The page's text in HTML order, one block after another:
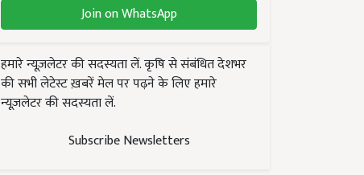
Join on WhatsApp
हमारे न्यूज़लेटर की सदस्यता लें. कृषि से संबंधित देशभर
की सभी लेटेस्ट ख़बरें मेल पर पढ़ने के लिए हमारे
न्यूज़लेटर की सदस्यता लें.
Subscribe Newsletters